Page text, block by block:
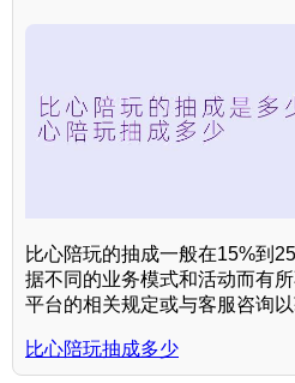
比心陪玩的抽成一般在15%到
据不同的业务模式和活动而有
平台的相关规定或与客服咨询
比心陪玩抽成多少